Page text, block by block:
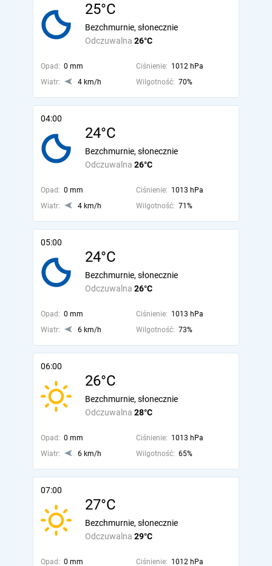
25°C
Odczuwalna 26°C
Bezchmurnie, słonecznie
Opad: 0 mm Ciśnienie: 1012 hPa
Wiatr:
4 km/h Wilgotność: 70%
04:00
24°C
Odczuwalna 26°C
Bezchmurnie, słonecznie
Opad: 0 mm Ciśnienie: 1013 hPa
Wiatr:
4 km/h Wilgotność: 71%
05:00
24°C
Odczuwalna 26°C
Bezchmurnie, słonecznie
Opad: 0 mm Ciśnienie: 1013 hPa
Wiatr:
6 km/h Wilgotność: 73%
06:00
26°C
Odczuwalna 28°C
Bezchmurnie, słonecznie
Opad: 0 mm Ciśnienie: 1013 hPa
Wiatr:
6 km/h Wilgotność: 65%
07:00
27°C
Odczuwalna 29°C
Bezchmurnie, słonecznie
Opad: 0 mm Ciśnienie: 1012 hPa